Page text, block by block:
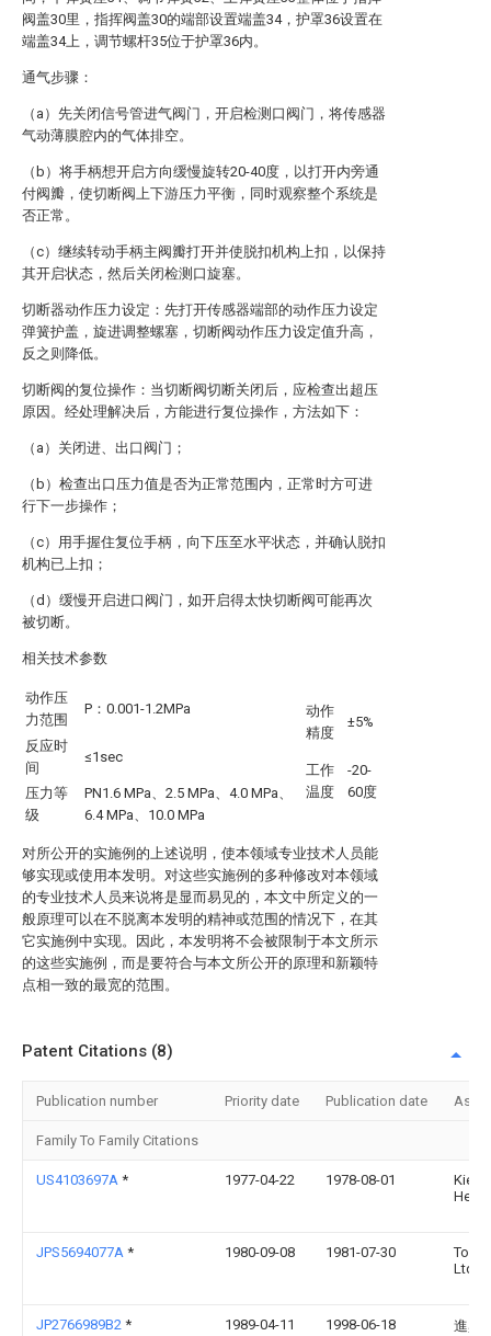
阀盖30里，指挥阀盖30的端部设置端盖34，护罩36设置在
端盖34上，调节螺杆35位于护罩36内。
通气步骤：
（a）先关闭信号管进气阀门，开启检测口阀门，将传感器
气动薄膜腔内的气体排空。
（b）将手柄想开启方向缓慢旋转20-40度，以打开内旁通
付阀瓣，使切断阀上下游压力平衡，同时观察整个系统是
否正常。
（c）继续转动手柄主阀瓣打开并使脱扣机构上扣，以保持
其开启状态，然后关闭检测口旋塞。
切断器动作压力设定：先打开传感器端部的动作压力设定
弹簧护盖，旋进调整螺塞，切断阀动作压力设定值升高，
反之则降低。
切断阀的复位操作：当切断阀切断关闭后，应检查出超压
原因。经处理解决后，方能进行复位操作，方法如下：
（a）关闭进、出口阀门；
（b）检查出口压力值是否为正常范围内，正常时方可进
行下一步操作；
（c）用手握住复位手柄，向下压至水平状态，并确认脱扣
机构已上扣；
（d）缓慢开启进口阀门，如开启得太快切断阀可能再次
被切断。
相关技术参数
动作压
力范围
P：0.001-1.2MPa
动作
精度
±5%
反应时
间
≤1sec
工作
温度
-20-
60度
压力等
级
PN1.6 MPa、2.5 MPa、4.0 MPa、
6.4 MPa、10.0 MPa
对所公开的实施例的上述说明，使本领域专业技术人员能
够实现或使用本发明。对这些实施例的多种修改对本领域
的专业技术人员来说将是显而易见的，本文中所定义的一
般原理可以在不脱离本发明的精神或范围的情况下，在其
它实施例中实现。因此，本发明将不会被限制于本文所示
的这些实施例，而是要符合与本文所公开的原理和新颖特
点相一致的最宽的范围。
Patent Citations (8)
Publication number Priority date Publication date
Family To Family Citations
US4103697A * 1977-04-22 1978-08-01
JPS5694077A * 1980-09-08 1981-07-30
Ltd
JP2766989B2 * 1989-04-11 1998-06-18
進興